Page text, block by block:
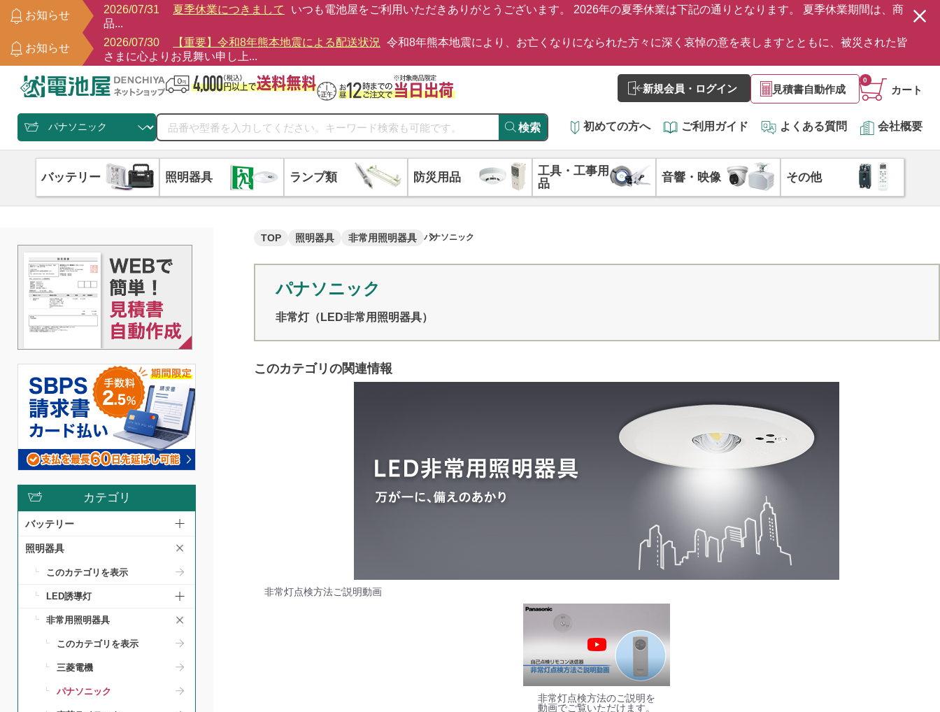
お知らせ
2026/07/31 夏季休業につきまして
いつも電池屋をご利用いただきありがとうございます。 2026年の夏季休業は下記の通りとなります。 夏季休業期間は、商
品...
お知らせ
2026/07/30 【重要】令和8年熊本地震による配送状況 令和8年熊本地震により、お亡くなりになられた方々に深く哀悼の意を表しますとともに、被災された皆
さまに心よりお見舞い申し上...
新規会員・ログイン 見積書自動作成 カート
0
検索 初めての方へ ご利用ガイド よくある質問 会社概要
バッテリー 照明器具 ランプ類 防災用品
工具・工事用
品
音響・映像 その他
カテゴリ
バッテリー
照明器具
このカテゴリを表示
LED誘導灯
非常用照明器具
このカテゴリを表示
三菱電機
パナソニック
TOP 照明器具 非常用照明器具 パナソニック
パナソニック
非常灯（LED非常用照明器具）
このカテゴリの関連情報
非常灯点検方法ご説明動画
非常灯点検方法のご説明を
動画でご覧いただけます。